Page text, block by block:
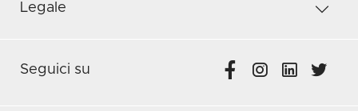
Legale
Seguici su